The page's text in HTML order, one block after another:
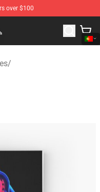
over $100
Demon Lord 2099
/